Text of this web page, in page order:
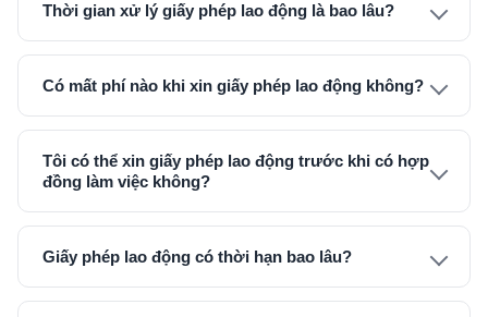
Thời gian xử lý giấy phép lao động là bao lâu?
Có mất phí nào khi xin giấy phép lao động không?
Tôi có thể xin giấy phép lao động trước khi có hợp
đồng làm việc không?
Giấy phép lao động có thời hạn bao lâu?